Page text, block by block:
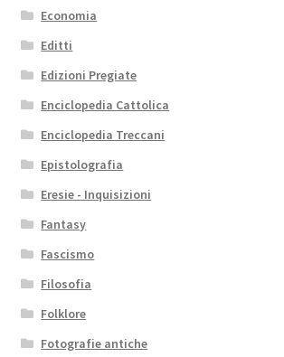
Economia
Editti
Edizioni Pregiate
Enciclopedia Cattolica
Enciclopedia Treccani
Epistolografia
Eresie - Inquisizioni
Fantasy
Fascismo
Filosofia
Folklore
Fotografie antiche